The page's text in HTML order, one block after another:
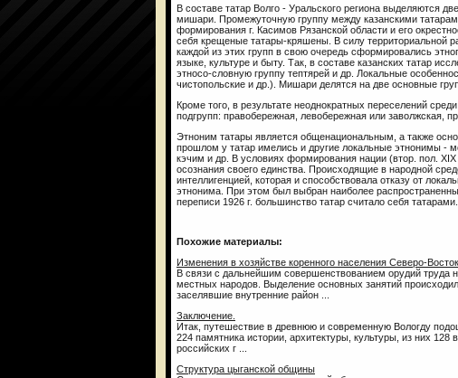
В составе татар Волго - Уральского региона выделяются
мишари. Промежуточную группу между казанскими
формирования г. Касимов Рязанской области и его
себя крещеные татары-кряшены. В силу территориальной
каждой из этих групп в свою очередь сформировались
языке, культуре и быту. Так, в составе казанских татар
этносо-словную группу тептярей и др. Локальные
чистопольские и др.). Мишари делятся на две основные
Кроме того, в результате неоднократных переселений
подгрупп: правобережная, левобережная или заволжская,
Этноним татары является общенациональным, а также
прошлом у татар имелись и другие локальные этнонимы -
кэчим и др. В условиях формирования нации (втор. пол.
осознания своего единства. Происходящие в народной
интеллигенцией, которая и способствовала отказу от
этнонима. При этом был выбран наиболее
переписи 1926 г. большинство татар считало себя татарами.
Похожие материалы:
Изменения в хозяйстве коренного населения Северо-
В связи с дальнейшим совершенствованием орудий труда
местных народов. Выделение основных занятий
заселявшие внутренние район ...
Заключение.
Итак, путешествие в древнюю и современную Вологду
224 памятника истории, архитектуры, культуры, из них 128
российских г ...
Структура цыганской общины